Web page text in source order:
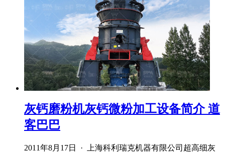
灰钙磨粉机灰钙微粉加工设备简介 道
客巴巴
2011年8月17日 · 上海科利瑞克机器有限公司超高细灰